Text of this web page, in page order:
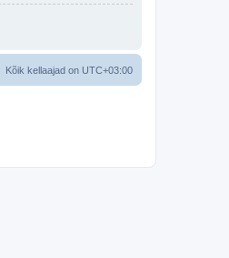
Kõik kellaajad on UTC+03:00